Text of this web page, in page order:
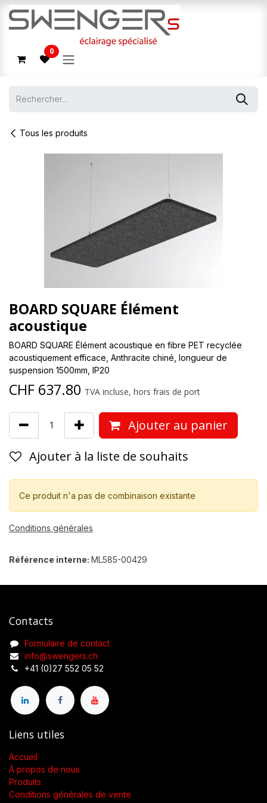
Se rendre au contenu
0
Tous les produits
BOARD SQUARE Élément
acoustique
BOARD SQUARE Élément acoustique en fibre PET recyclée
acoustiquement efficace, Anthracite chiné, longueur de
suspension 1500mm, IP20
CHF 637.80 TVA incluse, hors frais de port
Ajouter au panier
Ajouter à la liste de souhaits
Ce produit n'a pas de combinaison existante
Conditions générales
Référence interne: ML585-00429
Contacts
Formulaire de contact
info@swengers.ch
+41 (0)27 552 05 52
Liens utiles
Accueil
À propos de nous
Produits
Conditions générales de vente